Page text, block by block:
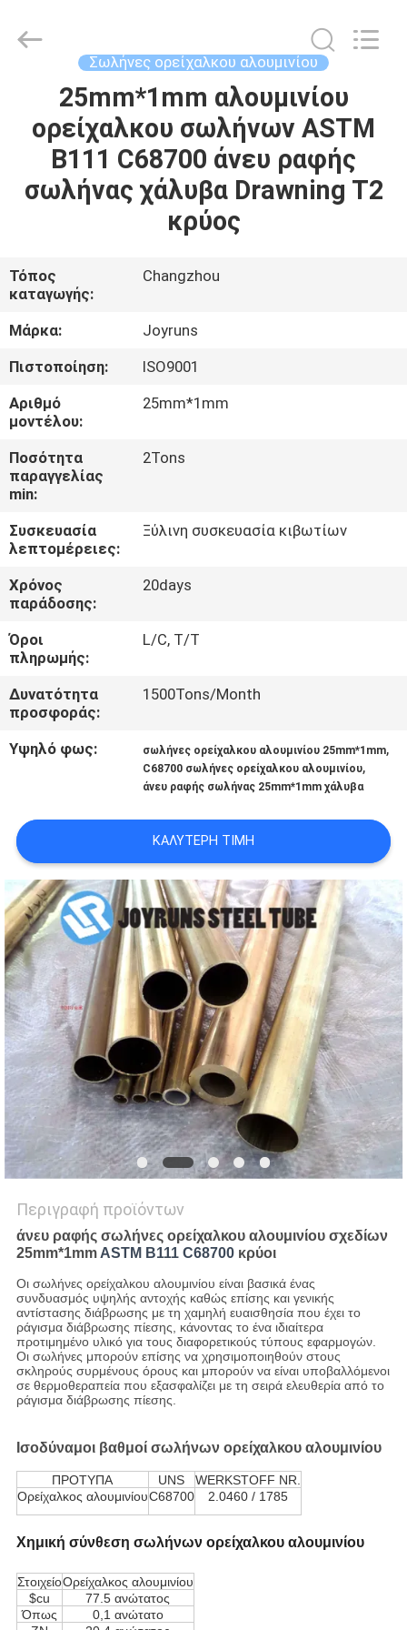
ΣΠΊΤΙ
ΠΡΟΪΟΝΤΑ
ΠΕΡΙΠΟΥ
ΓΎΡΟΣ
ΕΡΓΟΣΤΑΣΊΩΝ
ΠΟΙΟΤΙΚΌΣ
ΈΛΕΓΧΟΣ
ΜΑΣ
ΣΕ
ΕΠΑΦΉ
ΜΕ
ΖΗΤΉΣΤΕ
ΈΝΑ
ΑΠΌΣΠΑΣΜΑ
ΠΟΛΙΤΙΚΉ
ΜΥΣΤΙΚΌΤΗΤΑΣ
Steel
Σωλήνες ορείχαλκου αλουμινίου
25mm*1mm αλουμινίου
ορείχαλκου σωλήνων ASTM
B111 C68700 άνευ ραφής
σωλήνας χάλυβα Drawning T2
κρύος
Τόπος
καταγωγής:
Changzhou
Μάρκα:
Joyruns
Πιστοποίηση:
ISO9001
Αριθμό
μοντέλου:
25mm*1mm
Ποσότητα
παραγγελίας
min:
2Tons
Συσκευασία
λεπτομέρειες:
Ξύλινη συσκευασία κιβωτίων
Χρόνος
παράδοσης:
20days
Όροι
πληρωμής:
L/C, T/T
Δυνατότητα
προσφοράς:
1500Tons/Month
Υψηλό φως: σωλήνες ορείχαλκου αλουμινίου 25mm*1mm,
C68700 σωλήνες ορείχαλκου αλουμινίου,
άνευ ραφής σωλήνας 25mm*1mm χάλυβα
ΚΑΛΎΤΕΡΗ ΤΙΜΉ
Περιγραφή προϊόντων
άνευ ραφής σωλήνες ορείχαλκου αλουμινίου σχεδίων
25mm*1mmASTM B111 C68700κρύοι
Οι σωλήνες ορείχαλκου αλουμινίου είναι βασικά ένας
συνδυασμός υψηλής αντοχής καθώς επίσης και γενικής
αντίστασης διάβρωσης με τη χαμηλή ευαισθησία που έχει το
ράγισμα διάβρωσης πίεσης, κάνοντας το ένα ιδιαίτερα
προτιμημένο υλικό για τους διαφορετικούς τύπους εφαρμογών.
Οι σωλήνες μπορούν επίσης να χρησιμοποιηθούν στους
σκληρούς συρμένους όρους και μπορούν να είναι υποβαλλόμενοι
σε θερμοθεραπεία που εξασφαλίζει με τη σειρά ελευθερία από το
ράγισμα διάβρωσης πίεσης.
Ισοδύναμοι βαθμοί σωλήνων ορείχαλκου αλουμινίου
ΠΡΟΤΥΠΑ UNS
WERKSTOFF NR.
Ορείχαλκος αλουμινίουC68700 2.0460 / 1785
Χημική σύνθεση σωλήνων ορείχαλκου αλουμινίου
ΣτοιχείοΟρείχαλκος αλουμινίου
$cu
77.5 ανώτατος
Όπως
0,1 ανώτατο